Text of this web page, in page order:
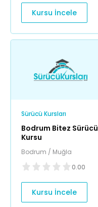
Kursu İncele
Sürücü Kursları
Bodrum Bitez Sürücü
Kursu
Bodrum / Muğla
0.00
Kursu İncele